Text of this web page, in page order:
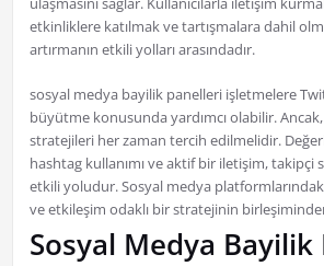
etkinliklere katılmak ve tartışmalara dahil
artırmanın etkili yolları arasındadır.
sosyal medya bayilik panelleri işletmelere
büyütme konusunda yardımcı olabilir.
stratejileri her zaman tercih edilmelidir.
hashtag kullanımı ve aktif bir iletişim, takipçi
etkili yoludur. Sosyal medya
ve etkileşim odaklı bir stratejinin
Sosyal Medya